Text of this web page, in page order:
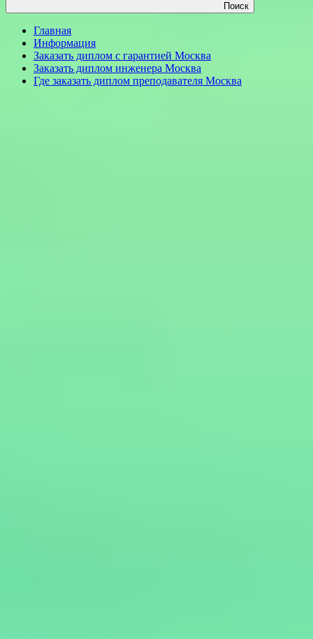
Поиск
Главная
Информация
Заказать диплом с гарантией Москва
Заказать диплом инженера Москва
Где заказать диплом преподавателя Москва